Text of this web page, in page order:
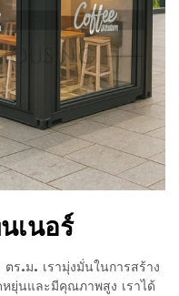
เนอร์
.ม. เรามุ่งมั่นในการสร้าง
ยุ่นและมีคุณภาพสูง เราได้